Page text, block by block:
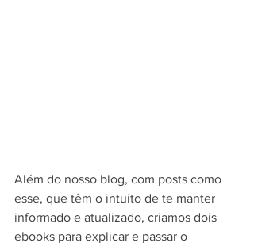
Além do nosso blog, com posts como
esse, que têm o intuito de te manter
informado e atualizado, criamos dois
ebooks para explicar e passar o